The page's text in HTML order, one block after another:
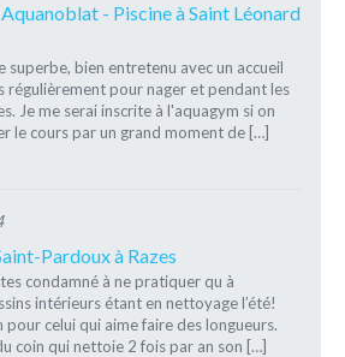
- Piscine à Saint Léonard
superbe, bien entretenu avec un accueil
régulièrement pour nager et pendant les
Je me serai inscrite à l'aquagym si on
le cours par un grand moment de […]
Pardoux à Razes
condamné à ne pratiquer qu à
intérieurs étant en nettoyage l’été!
celui qui aime faire des longueurs.
coin qui nettoie 2 fois par an son […]